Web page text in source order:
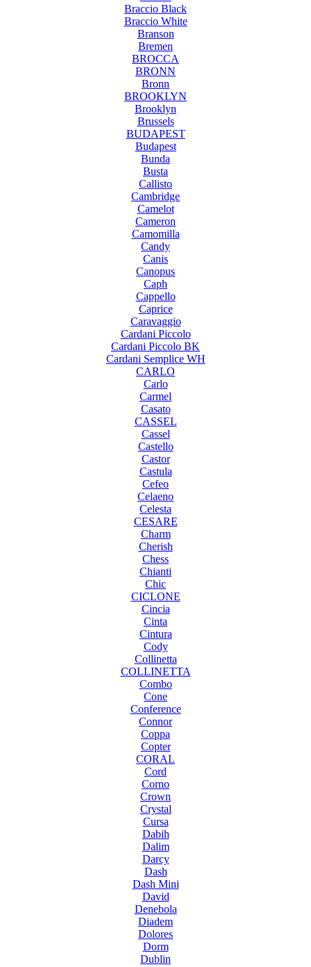
Braccio Black
Braccio White
Branson
Bremen
BROCCA
BRONN
Bronn
BROOKLYN
Brooklyn
Brussels
BUDAPEST
Budapest
Bunda
Busta
Callisto
Cambridge
Camelot
Cameron
Camomilla
Candy
Canis
Canopus
Caph
Cappello
Caprice
Caravaggio
Cardani Piccolo
Cardani Piccolo BK
Cardani Semplice WH
CARLO
Carlo
Carmel
Casato
CASSEL
Cassel
Castello
Castor
Castula
Cefeo
Celaeno
Celesta
CESARE
Charm
Cherish
Chess
Chianti
Chic
CICLONE
Cincia
Cinta
Cintura
Cody
Collinetta
COLLINETTA
Combo
Cone
Conference
Connor
Coppa
Copter
CORAL
Cord
Corno
Crown
Crystal
Cursa
Dabih
Dalim
Darcy
Dash
Dash Mini
David
Denebola
Diadem
Dolores
Dorm
Dublin